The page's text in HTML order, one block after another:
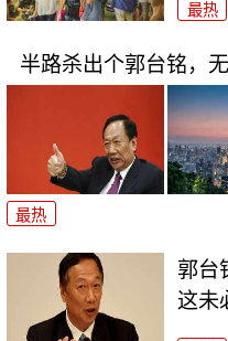
最热
半路杀出个郭台铭，
最热
郭台
这未